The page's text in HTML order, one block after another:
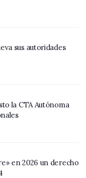
sus autoridades
la CTA Autónoma
en 2026 un derecho